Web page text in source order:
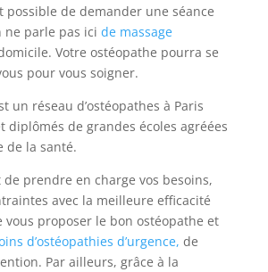
possible de demander une séance
ne parle pas ici de massage
Votre ostéopathe pourra se
pour vous soigner.
un réseau d’ostéopathes à Paris
diplômés de grandes écoles agréées
de la santé.
prendre en charge vos besoins,
avec la meilleure efficacité
vous proposer le bon ostéopathe et
d’ostéopathies d’urgence, de
Par ailleurs, grâce à la